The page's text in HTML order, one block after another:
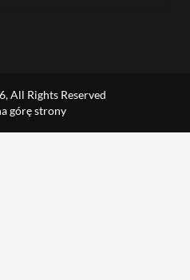
All Rights Reserved
górę strony